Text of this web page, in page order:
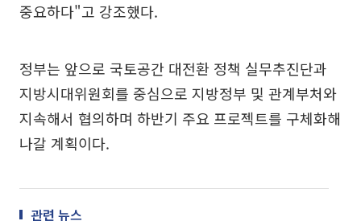
중요하다"고 강조했다.
정부는 앞으로 국토공간 대전환 정책 실무추진단과
지방시대위원회를 중심으로 지방정부 및 관계부처와
지속해서 협의하며 하반기 주요 프로젝트를 구체화해
나갈 계획이다.
관련 뉴스